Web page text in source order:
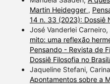
Martin Heidegger ,
14 n. 33 (2023): Dossiê
José Vanderlei
mito: uma reflexão
Pensando - Revista de
Dossiê Filosofia no
Jaqueline Stefani,
Apontamentos sobre a